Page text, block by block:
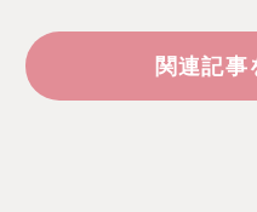
関連記事